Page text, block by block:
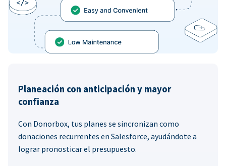
Planeación con anticipación y mayor
confianza
Con Donorbox, tus planes se sincronizan como
donaciones recurrentes en Salesforce, ayudándote a
lograr pronosticar el presupuesto.